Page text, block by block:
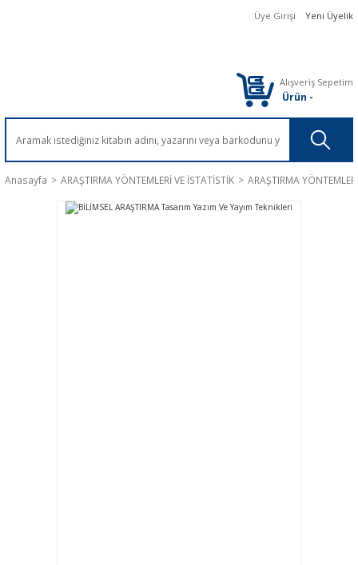
Üye Girişi Yeni Üyelik
Alışveriş Sepetim
Ürün -
Anasayfa ARAŞTIRMA YÖNTEMLERİ VE İSTATİSTİK ARAŞTIRMA YÖNTEMLERİ